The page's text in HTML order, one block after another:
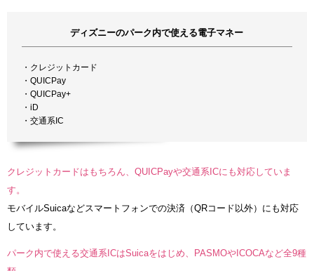
ディズニーのパーク内で使える電子マネー
・クレジットカード
・QUICPay
・QUICPay+
・iD
・交通系IC
クレジットカードはもちろん、QUICPayや交通系ICにも対応していま
す。
モバイルSuicaなどスマートフォンでの決済（QRコード以外）にも対応
しています。
パーク内で使える交通系ICはSuicaをはじめ、PASMOやICOCAなど全9種